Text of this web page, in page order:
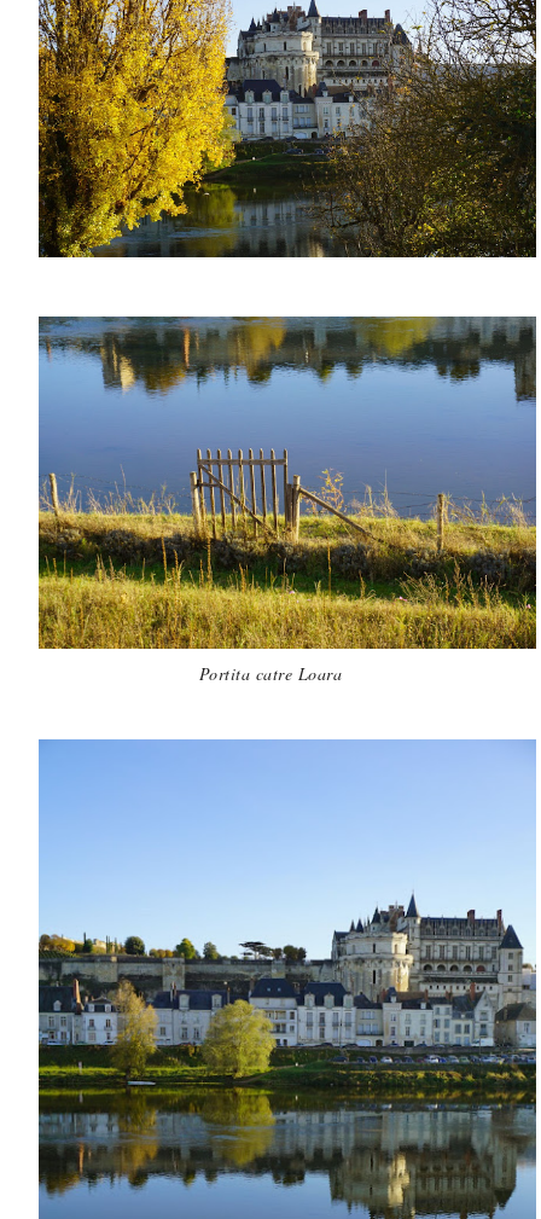
Portita catre Loara